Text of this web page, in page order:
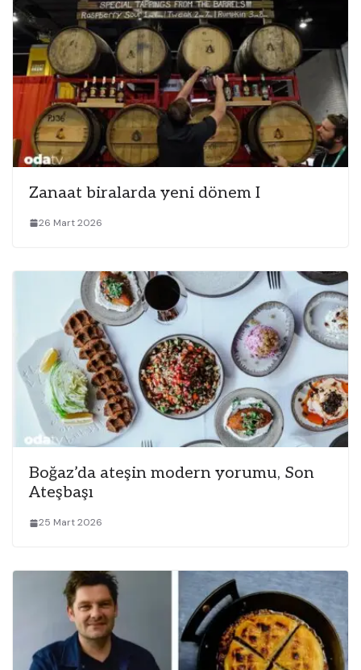
Zanaat biralarda yeni dönem I
26 Mart 2026
Boğaz’da ateşin modern yorumu, Son
Ateşbaşı
25 Mart 2026